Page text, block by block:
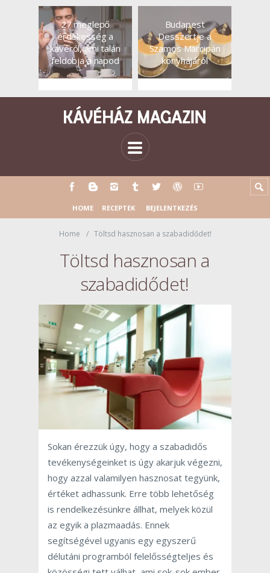
27 meglepő
érdekesség a
kávéról, ami talán
feldobja a napod
Budapest
Desszertje a
Szamos Marcipán
konyhájáról
HOME RECEPTEK BEJELENTKEZÉS
Home Töltsd hasznosan a szabadidődet!
Töltsd hasznosan a
szabadidődet!
Sokan érezzük úgy, hogy a szabadidős
tevékenységeinket is úgy akarjuk végezni,
hogy azzal valamilyen hasznosat tegyünk,
értéket adhassunk. Erre több lehetőség
is rendelkezésünkre állhat, melyek közül
az egyik a plazmaadás. Ennek
segítségével ugyanis egy egyszerű
délutáni programból felelősségteljes és